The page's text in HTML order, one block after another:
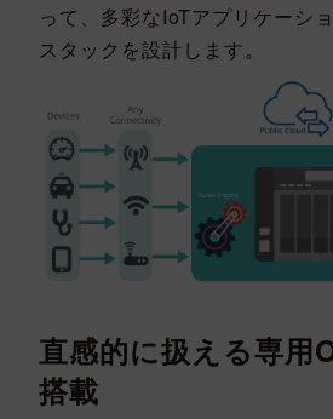
って、多彩なIoTアプリケーシ
スタックを設計します。
直感的に扱える専
搭載